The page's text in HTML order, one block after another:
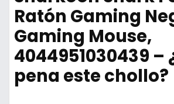
Ratón Gaming
Gaming Mouse,
4044951030439 –
pena este chollo?